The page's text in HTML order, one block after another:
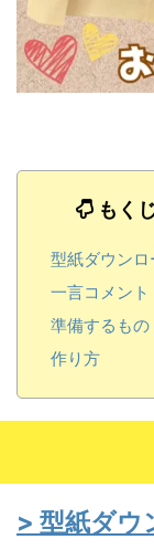
もくじ
型紙ダウンロ
一言コメント
準備するもの
作り方
> 型紙ダウ